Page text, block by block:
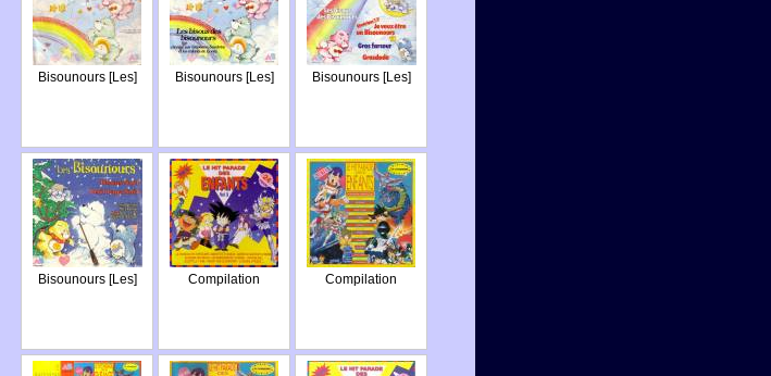
Bisounours [Les] Bisounours [Les] Bisounours [Les]
Bisounours [Les] Compilation Compilation